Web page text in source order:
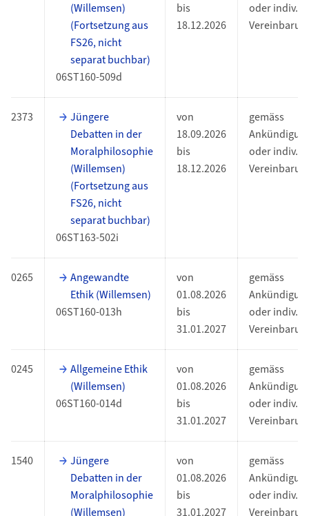
(Willemsen)
(Fortsetzung aus
FS26, nicht
separat buchbar)
06ST160-509d
bis
18.12.2026
oder indiv.
2373
Jüngere
Debatten in der
Moralphilosophie
(Willemsen)
(Fortsetzung aus
FS26, nicht
separat buchbar)
06ST163-502i
von
18.09.2026
bis
18.12.2026
gemäss
oder indiv.
0265
Angewandte
Ethik (Willemsen)
06ST160-013h
von
01.08.2026
bis
31.01.2027
gemäss
oder indiv.
0245
Allgemeine Ethik
(Willemsen)
06ST160-014d
von
01.08.2026
bis
31.01.2027
gemäss
oder indiv.
1540
Jüngere
Debatten in der
Moralphilosophie
(Willemsen)
von
01.08.2026
bis
31.01.2027
gemäss
oder indiv.